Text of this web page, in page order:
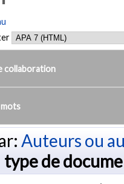
collaboration
mots
Auteurs ou
type de